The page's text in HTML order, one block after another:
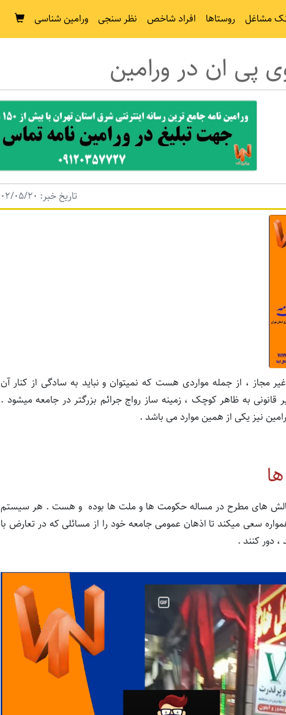
مشاغل روستاها افراد شاخص نظر سنجی ورامین شناسی
پی ان در ورامین
تاریخ خبر: 1402/05/20
مجاز ، از جمله مواردی هست که نمیتوان و نباید به سادگی از کنار آن
به ظاهر کوچک ، زمینه ساز رواج جرائم بزرگتر در جامعه میشود .
نیز یکی از همین موارد می باشد .
چالش های مطرح در مساله حکومت ها و ملت ها بوده و هست . هر سیستم
سعی میکند تا اذهان عمومی جامعه خود را از مسائلی که در تعارض با
دور کنند .